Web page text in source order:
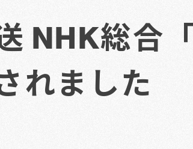
NHK総合
れました